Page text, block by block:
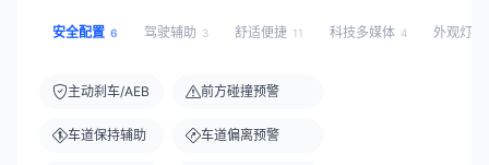
安全配置 6 驾驶辅助 3 舒适便捷 11 科技多媒体 4 外观灯光
主动刹车/AEB
车道保持辅助
前方碰撞预警
车道偏离预警